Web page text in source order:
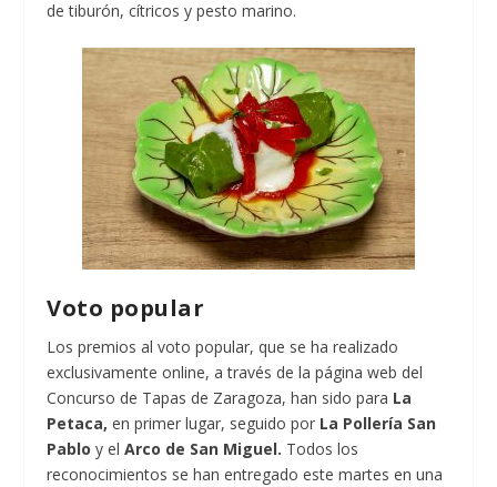
de tiburón, cítricos y pesto marino.
Voto popular
Los premios al voto popular, que se ha realizado
exclusivamente online, a través de la página web del
Concurso de Tapas de Zaragoza, han sido para La
Petaca, en primer lugar, seguido por La Pollería San
Pablo y el Arco de San Miguel. Todos los
reconocimientos se han entregado este martes en una